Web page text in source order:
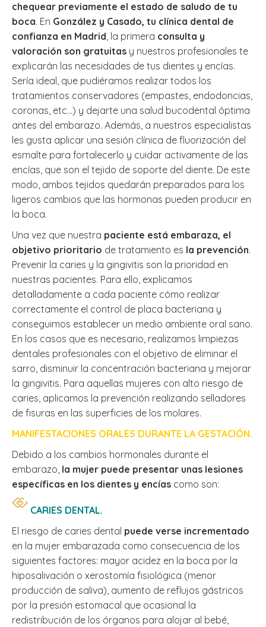
chequear previamente el estado de saludo de tu
boca. En González y Casado, tu clínica dental de
confianza en Madrid, la primera consulta y
valoración son gratuitas y nuestros profesionales te
explicarán las necesidades de tus dientes y encías.
Sería ideal, que pudiéramos realizar todos los
tratamientos conservadores (empastes, endodoncias,
coronas, etc…) y dejarte una salud bucodental óptima
antes del embarazo. Además, a nuestros especialistas
les gusta aplicar una sesión clínica de fluorización del
esmalte para fortalecerlo y cuidar activamente de las
encías, que son el tejido de soporte del diente. De este
modo, ambos tejidos quedarán preparados para los
ligeros cambios que las hormonas pueden producir en
la boca.
Una vez que nuestra paciente está embaraza, el
objetivo prioritario de tratamiento es la prevención.
Prevenir la caries y la gingivitis son la prioridad en
nuestras pacientes. Para ello, explicamos
detalladamente a cada paciente cómo realizar
correctamente el control de placa bacteriana y
conseguimos establecer un medio ambiente oral sano.
En los casos que es necesario, realizamos limpiezas
dentales profesionales con el objetivo de eliminar el
sarro, disminuir la concentración bacteriana y mejorar
la gingivitis. Para aquellas mujeres con alto riesgo de
caries, aplicamos la prevención realizando selladores
de fisuras en las superficies de los molares.
MANIFESTACIONES ORALES DURANTE LA GESTACIÓN.
Debido a los cambios hormonales durante el
embarazo, la mujer puede presentar unas lesiones
específicas en los dientes y encías como son:
CARIES DENTAL.
El riesgo de caries dental puede verse incrementado
en la mujer embarazada como consecuencia de los
siguientes factores: mayor acidez en la boca por la
hiposalivación o xerostomía fisiológica (menor
producción de saliva), aumento de reflujos gástricos
por la presión estomacal que ocasional la
redistribución de los órganos para alojar al bebé,